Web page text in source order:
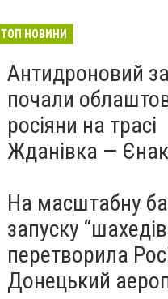
ТОП НОВИНИ
Антидроновий
почали
росіяни на трасі
Жданівка —
На масштабну
запуску
перетворила
Донецький